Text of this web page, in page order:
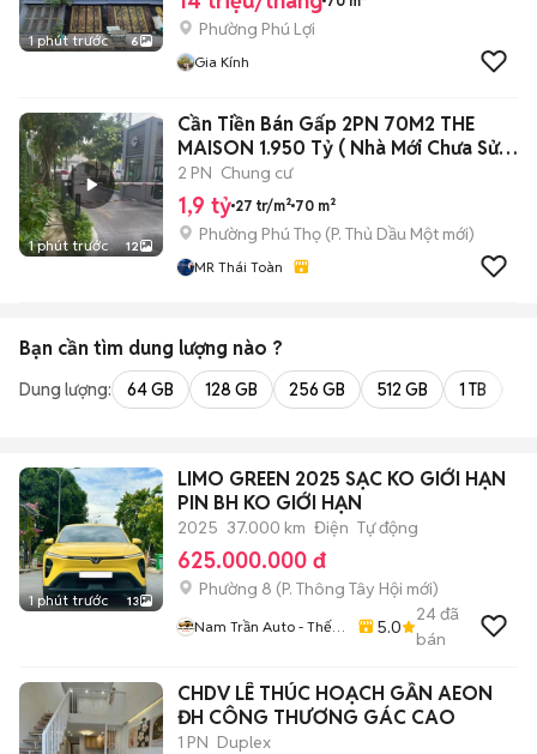
1 phút trước 6
Phường Phú Lợi
Gia Kính
1 phút trước 12
Cần Tiền Bán Gấp 2PN 70M2 THE
MAISON 1.950 Tỷ ( Nhà Mới Chưa Sử
Dụng )
2 PN Chung cư
1,9 tỷ 27 tr/m² 70 m²
Phường Phú Thọ (P. Thủ Dầu Một mới)
MR Thái Toàn
Bạn cần tìm dung lượng nào ?
Dung lượng: 64 GB 128 GB 256 GB 512 GB 1 TB
1 phút trước 13
LIMO GREEN 2025 SẠC KO GIỚI HẠN
PIN BH KO GIỚI HẠN
2025 37.000 km Điện Tự động
625.000.000 đ
Phường 8 (P. Thông Tây Hội mới)
Nam Trần Auto - Thế
5.0
24đã
bán
CHDV LÊ THÚC HOẠCH GẦN AEON
ĐH CÔNG THƯƠNG GÁC CAO
1 PN Duplex